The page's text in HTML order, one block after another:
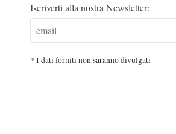
Iscriverti alla nostra Newsletter:
* I dati forniti non saranno divulgati